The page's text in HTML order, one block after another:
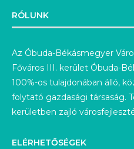
RÓLUNK
Az Óbuda-Békásmegyer
Főváros III. kerület Óbuda-
100%-os tulajdonában álló,
folytató gazdasági társaság.
kerületben zajló
ELÉRHETŐSÉGEK